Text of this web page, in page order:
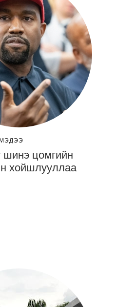
МЭДЭЭ
шинэ цомгийн
хойшлууллаа